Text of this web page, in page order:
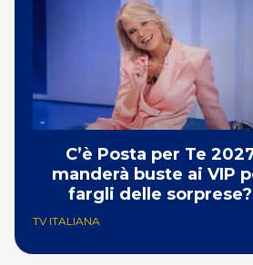
C’è Posta per Te
manderà buste ai VIP
fargli delle sorprese?
TV ITALIANA